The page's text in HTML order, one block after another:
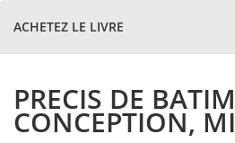
ACHETEZ LE LIVRE
PRECIS DE
CONCEPTION,